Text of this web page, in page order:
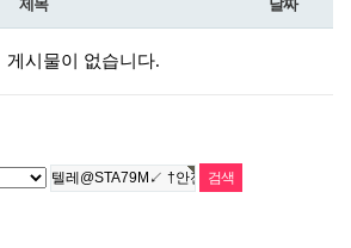
제목 날짜
게시물이 없습니다.